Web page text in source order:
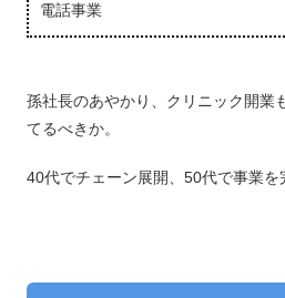
電話事業
孫社長のあやかり、クリニック開業
てるべきか。
40代でチェーン展開、50代で事業を